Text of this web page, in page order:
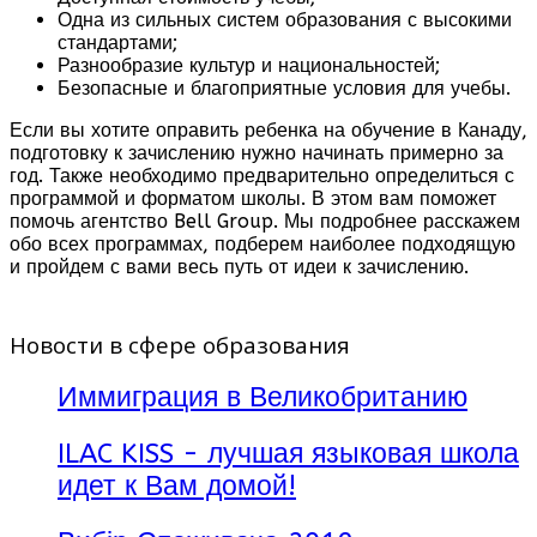
Одна из сильных систем образования с высокими
стандартами;
Разнообразие культур и национальностей;
Безопасные и благоприятные условия для учебы.
Если вы хотите оправить ребенка на обучение в Канаду,
подготовку к зачислению нужно начинать примерно за
год. Также необходимо предварительно определиться с
программой и форматом школы. В этом вам поможет
помочь агентство Bell Group. Мы подробнее расскажем
обо всех программах, подберем наиболее подходящую
и пройдем с вами весь путь от идеи к зачислению.
Новости в сфере образования
Иммиграция в Великобританию
ILAC KISS - лучшая языковая школа
идет к Вам домой!